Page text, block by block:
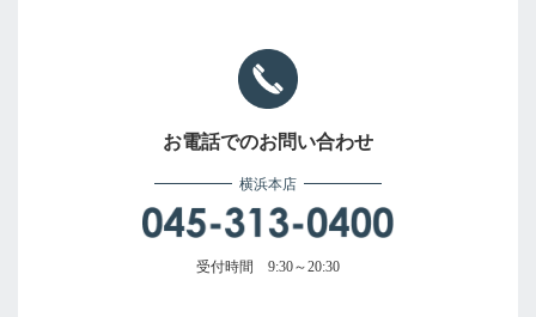
お電話でのお問い合わせ
横浜本店
受付時間 9:30～20:30